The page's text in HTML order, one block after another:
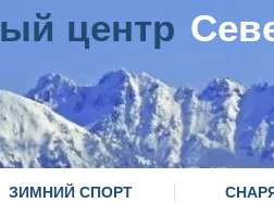
центр
ЗИМНИЙ СПОРТ